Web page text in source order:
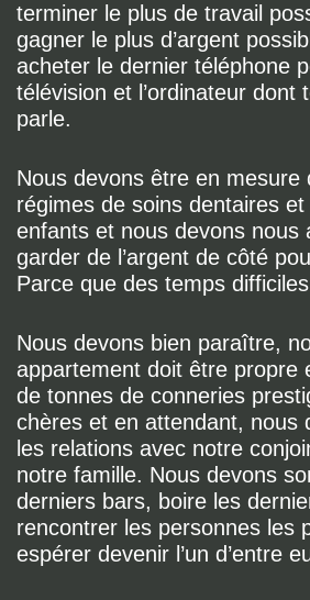
terminer le plus de travail
gagner le plus d’argent
acheter le dernier téléphone
télévision et l’ordinateur dont
parle.
Nous devons être en mesure
régimes de soins dentaires
enfants et nous devons nous
garder de l’argent de côté
Parce que des temps
Nous devons bien paraître,
appartement doit être propre
de tonnes de conneries
chères et en attendant, nous
les relations avec notre
notre famille. Nous devons
derniers bars, boire les
rencontrer les personnes les
espérer devenir l’un d’entre